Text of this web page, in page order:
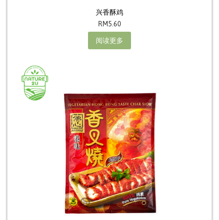
兴香酥鸡
RM5.60
阅读更多